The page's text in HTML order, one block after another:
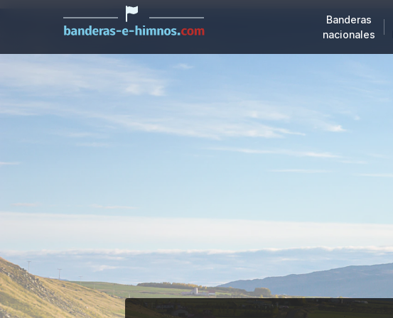
Banderas
nacionales